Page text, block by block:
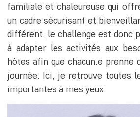
familiale et chaleureuse qui
un cadre sécurisant et
différent, le challenge est donc
à adapter les activités aux
hôtes afin que chacun.e prenne
journée. Ici, je retrouve toutes
importantes à mes yeux.